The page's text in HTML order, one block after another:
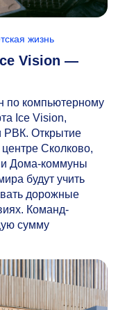
жизнь
Vision —
по компьютерному
Ice Vision,
Открытие
Сколково,
Дома-коммуны
будут учить
дорожные
Команд-
сумму